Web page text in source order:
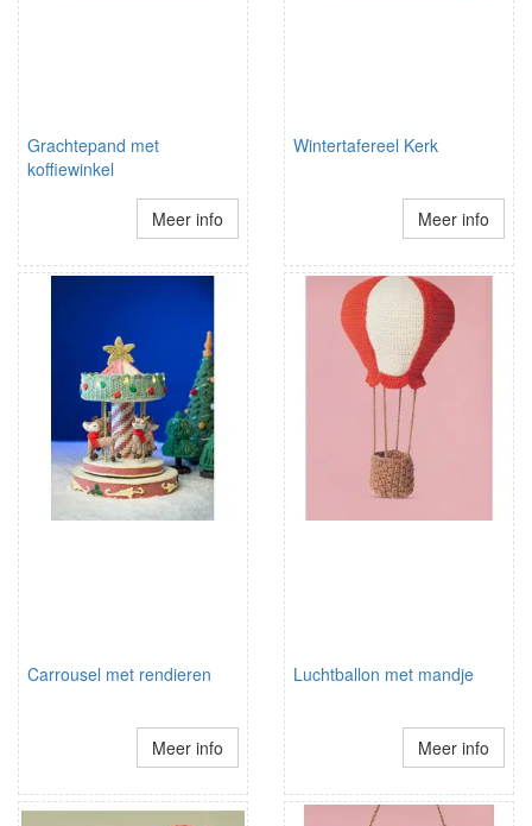
Grachtepand met
koffiewinkel
Meer info
Wintertafereel Kerk
Meer info
Carrousel met rendieren
Meer info
Luchtballon met mandje
Meer info